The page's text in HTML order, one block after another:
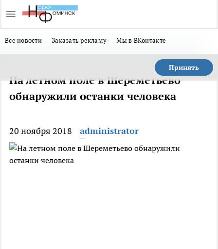
Все новости Заказать рекламу Мы в ВКонтакте
Принять
На летном поле в Шереметьево
обнаружили останки человека
20 ноября 2018 administrator